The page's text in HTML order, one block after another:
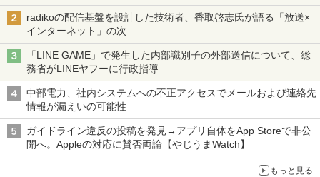
クと比較してみた 【テレワークグッズ・ミニレビュー 第165
回】
radikoの配信基盤を設計した技術者、香取啓志氏が語る「放送×
インターネット」の次
「LINE GAME」で発生した内部識別子の外部送信について、総
務省がLINEヤフーに行政指導
中部電力、社内システムへの不正アクセスでメールおよび連絡先
情報が漏えいの可能性
ガイドライン違反の投稿を発見→アプリ自体をApp Storeで非公
開へ。Appleの対応に賛否両論【やじうまWatch】
もっと見る